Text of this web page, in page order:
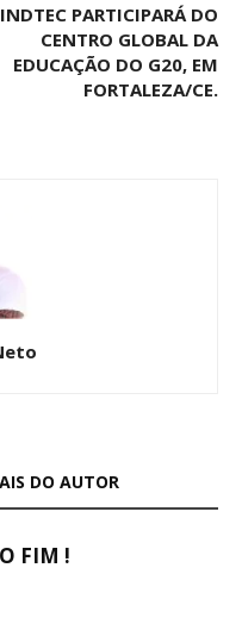
PARTICIPARÁ DO
CENTRO GLOBAL DA
EDUCAÇÃO DO G20, EM
FORTALEZA/CE.
DO AUTOR
FIM !